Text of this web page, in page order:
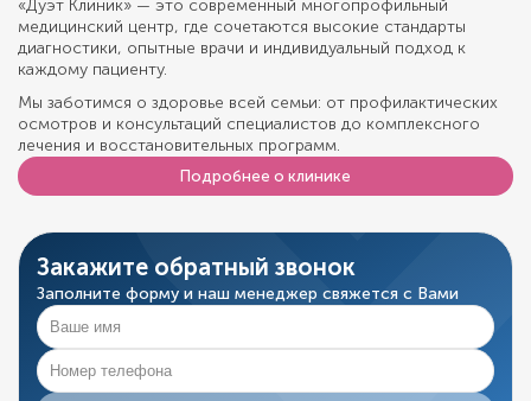
«Дуэт Клиник» — это современный многопрофильный
медицинский центр, где сочетаются высокие стандарты
диагностики, опытные врачи и индивидуальный подход к
каждому пациенту.
Мы заботимся о здоровье всей семьи: от профилактических
осмотров и консультаций специалистов до комплексного
лечения и восстановительных программ.
Подробнее о клинике
Закажите обратный звонок
Заполните форму и наш менеджер свяжется с Вами